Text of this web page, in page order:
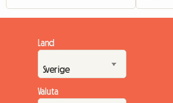
Land
Valuta